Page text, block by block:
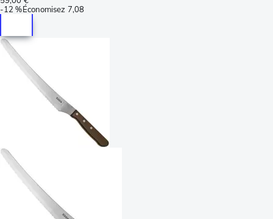
-12 %Économisez 7,08